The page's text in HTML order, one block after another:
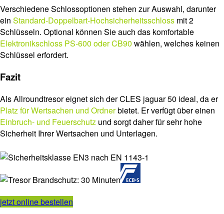
Verschiedene Schlossoptionen stehen zur Auswahl, darunter
ein Standard-Doppelbart-Hochsicherheitsschloss mit 2
Schlüsseln. Optional können Sie auch das komfortable
Elektronikschloss PS-600 oder CB90 wählen, welches keinen
Schlüssel erfordert.
Fazit
Als Allroundtresor eignet sich der CLES jaguar 50 ideal, da er
Platz für Wertsachen und Ordnerbietet. Er verfügt über einen
Einbruch- und Feuerschutz und sorgt daher für sehr hohe
Sicherheit Ihrer Wertsachen und Unterlagen.
jetzt online bestellen